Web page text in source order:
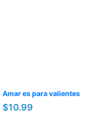
Amar es para valientes
$10.99